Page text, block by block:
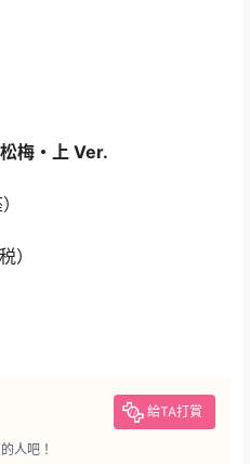
梅・上 Ver.
）
給TA打賞
人吧！